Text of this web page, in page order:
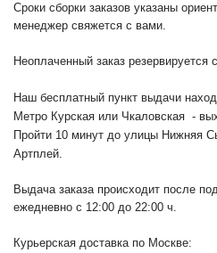
Сроки сборки заказов указаны
менеджер свяжется с вами.
Неоплаченный заказ резервируется
Наш бесплатный пункт выдачи
Метро Курская или Чкаловская -
Пройти 10 минут до улицы Нижняя
Артплей.
Выдача заказа происходит после
ежедневно с 12:00 до 22:00 ч.
Курьерская доставка по Москве: